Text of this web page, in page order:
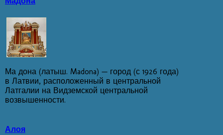
Ма дона (латыш. Madona) — город (с 1926 года)
в Латвии, расположенный в центральной
Латгалии на Видземской центральной
возвышенности.
Алоя